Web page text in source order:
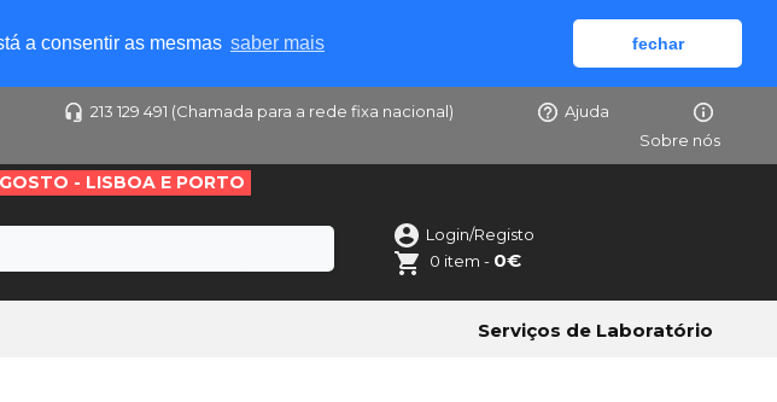
a consentir as mesmas saber mais fechar
213 129 491 (Chamada para a rede fixa nacional)
Ajuda
Sobre nós
- LISBOA E PORTO
Login/Registo
0 item - 0€
Serviços de Laboratório